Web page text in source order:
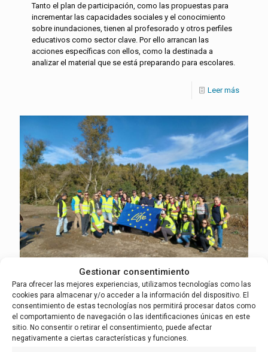
Gestionar consentimiento
Para ofrecer las mejores experiencias, utilizamos tecnologías como las
cookies para almacenar y/o acceder a la información del dispositivo. El
consentimiento de estas tecnologías nos permitirá procesar datos como
el comportamiento de navegación o las identificaciones únicas en este
sitio. No consentir o retirar el consentimiento, puede afectar
negativamente a ciertas características y funciones.
Tanto el plan de participación, como las propuestas para
incrementar las capacidades sociales y el conocimiento
sobre inundaciones, tienen al profesorado y otros perfiles
educativos como sector clave. Por ello arrancan las
acciones específicas con ellos, como la destinada a
analizar el material que se está preparando para escolares.
Leer más
26 octubre, 2023
Ebro Resilience, ejemplo innovador para
una delegación de la Agencia de Recursos
Hídricos de Polonia